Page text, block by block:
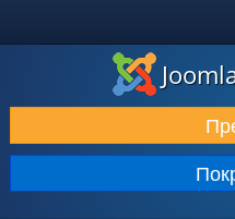
ПРЕУЗИМАЊЕ И ПРОШИРЕЊА
ОТКРИЈТЕ И НАУЧИТЕ
ЗАЈЕДНИЦА И ПОДРШКА